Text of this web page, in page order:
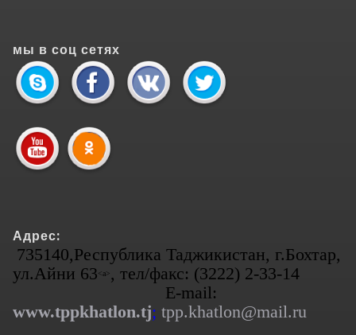
мы в соц сетях
Адрес:
735140,Республика Таджикистан, г.Бохтар,
ул.Айни 63<а>, тел/факс: (3222) 2-33-14
E-mail:
www.tppkhatlon.tj; tpp.khatlon@mail.ru